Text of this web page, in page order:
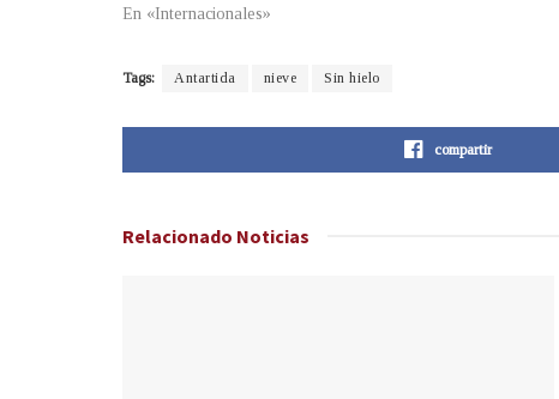
En «Internacionales»
Tags: Antartida nieve Sin hielo
compartir
Relacionado Noticias